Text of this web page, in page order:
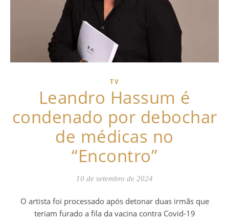
TV
Leandro Hassum é
condenado por debochar
de médicas no
“Encontro”
10 de setembro de 2024
O artista foi processado após detonar duas irmãs que
teriam furado a fila da vacina contra Covid-19